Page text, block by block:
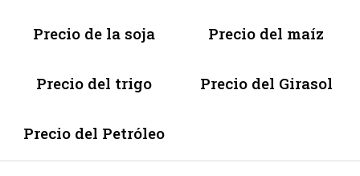
Precio de la soja Precio del maíz
Precio del trigo Precio del Girasol
Precio del Petróleo